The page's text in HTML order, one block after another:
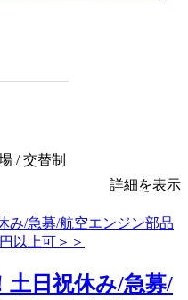
/ 交替制
詳細を表示
土日祝休み/急募/